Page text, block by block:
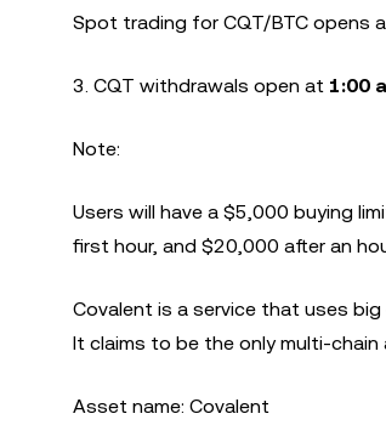
Spot trading for CQT/BTC opens
3. CQT withdrawals open at 1:00
Note:
Users will have a $5,000 buying
first hour, and $20,000 after an
Covalent is a service that uses
It claims to be the only multi-
Asset name: Covalent